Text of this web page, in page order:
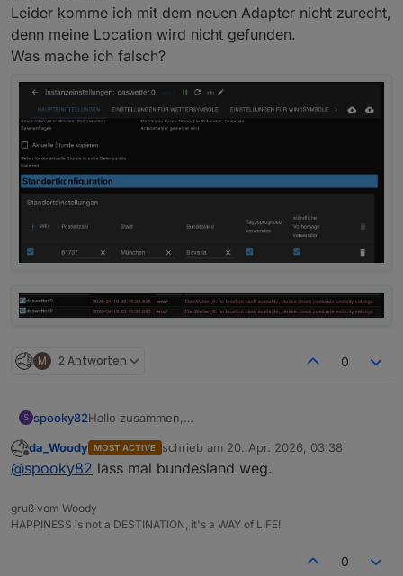
Leider komme ich mit dem neuen Adapter nicht zurecht,
denn meine Location wird nicht gefunden.
Was mache ich falsch?
M 2 Antworten 0
S spooky82Hallo zusammen,
zurecht, denn meine Location wird nicht gefunden.
Was mache ich falsch?
Offline
da_Woody MOST ACTIVE schrieb am 20. Apr. 2026, 03:38
zuletzt editiert von
@spooky82 lass mal bundesland weg.
gruß vom Woody
HAPPINESS is not a DESTINATION, it's a WAY of LIFE!
0